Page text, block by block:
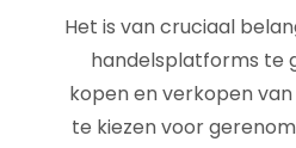
Het is van cruciaal
handelsplatforms te
kopen en verkopen
te kiezen voor